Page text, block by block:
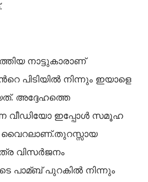
നാട്ടുകാരാണ്
പിടിയില്‍ നിന്നും ഇയാളെ
അദ്ദേഹത്തെ
വീഡിയോ ഇപ്പോള്‍ സമൂഹ
വൈറലാണ്.തുറസ്സായ
വിസർജനം
പാമ്ബ് പുറകില്‍ നിന്നും